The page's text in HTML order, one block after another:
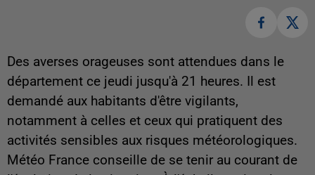
Des averses orageuses sont attendues dans le
département ce jeudi jusqu'à 21 heures. Il est
demandé aux habitants d'être vigilants,
notamment à celles et ceux qui pratiquent des
activités sensibles aux risques météorologiques.
Météo France conseille de se tenir au courant de